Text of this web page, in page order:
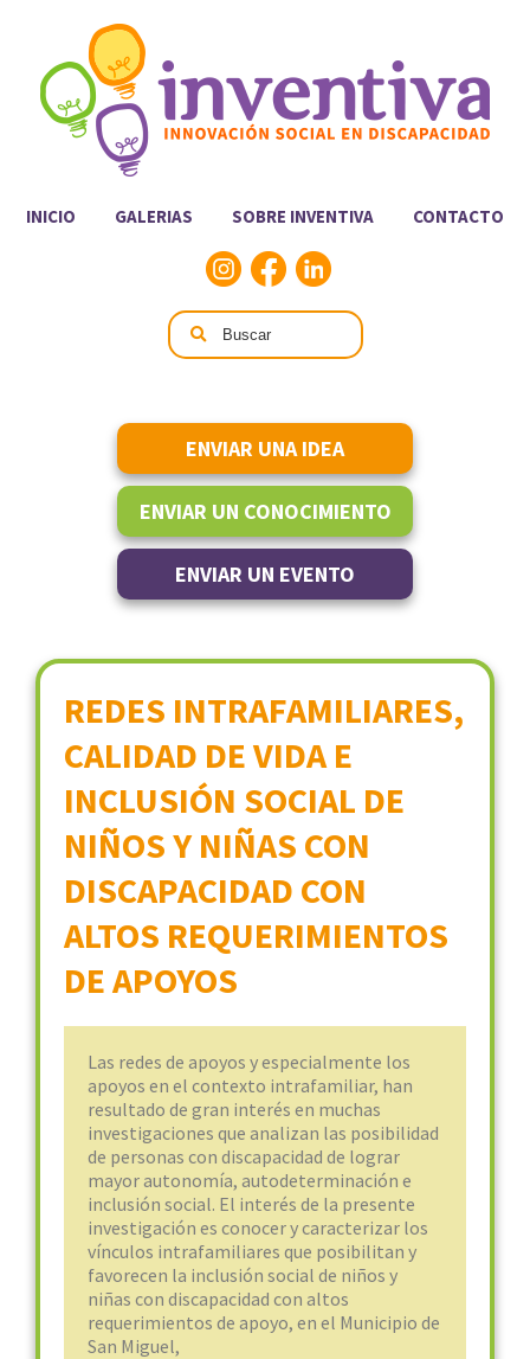
INICIO GALERIAS SOBRE INVENTIVA CONTACTO
ENVIAR UNA IDEA
ENVIAR UN CONOCIMIENTO
ENVIAR UN EVENTO
REDES INTRAFAMILIARES,
CALIDAD DE VIDA E
INCLUSIÓN SOCIAL DE
NIÑOS Y NIÑAS CON
DISCAPACIDAD CON
ALTOS REQUERIMIENTOS
DE APOYOS
Las redes de apoyos y especialmente los
apoyos en el contexto intrafamiliar, han
resultado de gran interés en muchas
investigaciones que analizan las posibilidad
de personas con discapacidad de lograr
mayor autonomía, autodeterminación e
inclusión social. El interés de la presente
investigación es conocer y caracterizar los
vínculos intrafamiliares que posibilitan y
favorecen la inclusión social de niños y
niñas con discapacidad con altos
requerimientos de apoyo, en el Municipio de
San Miguel,